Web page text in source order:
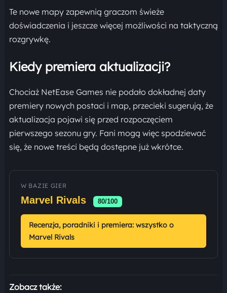
Te nowe mapy zapewnią graczom świeże
doświadczenia i jeszcze więcej możliwości na taktyczną
rozgrywkę.
Kiedy premiera aktualizacji?
Chociaż NetEase Games nie podało dokładnej daty
premiery nowych postaci i map, przecieki sugerują, że
aktualizacja pojawi się przed rozpoczęciem
pierwszego sezonu gry. Fani mogą więc spodziewać
się, że nowe treści będą dostępne już wkrótce.
W BAZIE GIER
Marvel Rivals 80/100
Recenzja, poradniki i premiera: wszystko o
Marvel Rivals
Zobacz także: